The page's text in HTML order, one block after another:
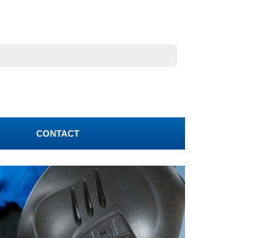
CONTACT